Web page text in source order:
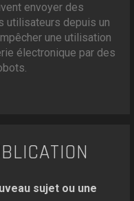
envoyer des
utilisateurs depuis un
une utilisation
électronique par des
sujet ou une